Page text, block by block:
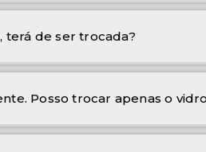
de ser trocada?
Posso trocar apenas o